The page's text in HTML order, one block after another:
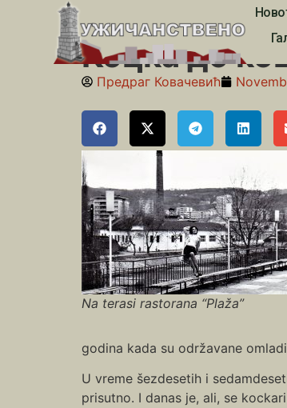
Коцка до коцке, коцкица
Коцка до
Предраг Ковачевић
Na terasi rastorana “Plaža”
godina kada su održavane
U vreme šezdesetih i
prisutno. I danas je, ali, se